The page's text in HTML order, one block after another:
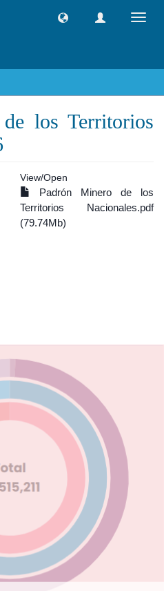
los Territorios
View/Open
Padrón Minero de los
Territorios Nacionales.pdf
(79.74Mb)